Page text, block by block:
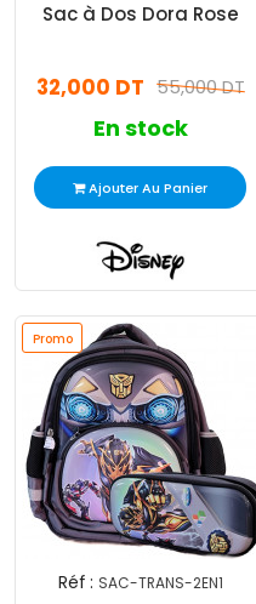
Sac à Dos Dora Rose
55,000 DT
32,000 DT
En stock
Ajouter Au Panier
Promo
Réf : SAC-TRANS-2EN1